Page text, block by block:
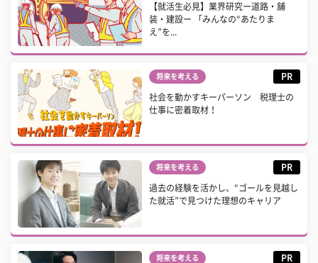
【就活生必見】業界研究ー道路・舗
装・建設ー 「みんなの“あたりま
え”を...
将来を考える PR
社会を動かすキーパーソン 税理士の
仕事に密着取材！
将来を考える PR
過去の経験を活かし、“ゴールを見越し
た就活”で見つけた理想のキャリア
将来を考える PR